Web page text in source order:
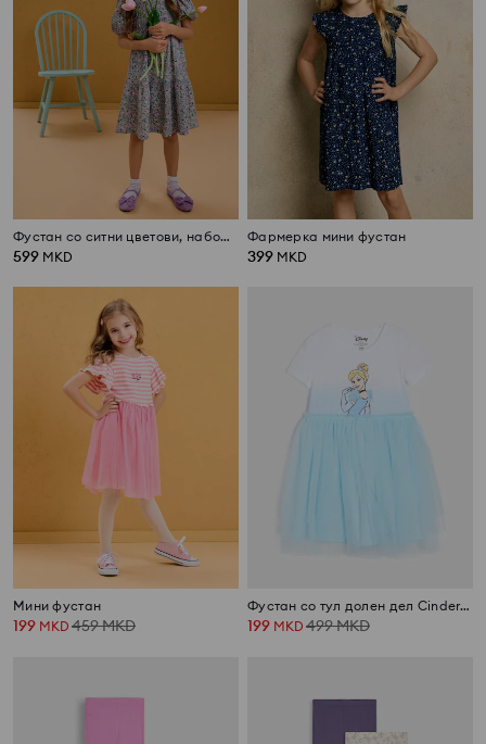
Фустан со ситни цветови, наборен горен дел и набабрени ракави
599 MKD
Фармерка мини фустан
399 MKD
Мини фустан
199 MKD 459MKD
Фустан со тул долен дел Cinderella
199 MKD 499MKD